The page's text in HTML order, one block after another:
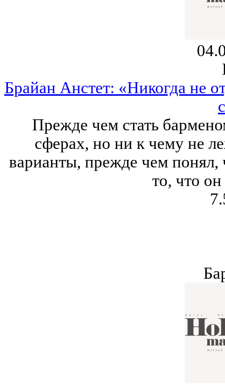
Брайан Анстет: «Никогда не
Прежде чем стать
сферах, но ни к чему не
варианты, прежде чем понял,
то, что он